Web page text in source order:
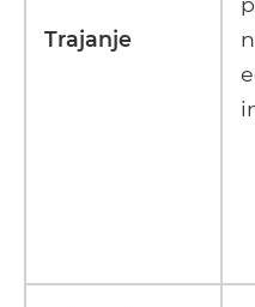
Trajanje